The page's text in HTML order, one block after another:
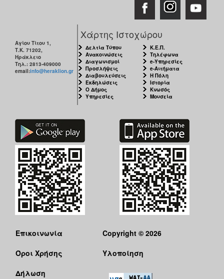
Αγίου Τίτου 1,
Τ.Κ. 71202,
Ηράκλειο
Τηλ.: 2813-409000
email:info@heraklion.gr
Χάρτης Ιστοχώρου
Δελτία Τύπου
Ανακοινώσεις
Διαγωνισμοί
Προσλήψεις
Διαβουλεύσεις
Εκδηλώσεις
Ο Δήμος
Υπηρεσίες
Κ.Ε.Π.
Τηλέφωνα
e-Υπηρεσίες
e-Αιτήματα
Η Πόλη
Ιστορία
Κνωσός
Μουσεία
Επικοινωνία
Όροι Χρήσης
Δήλωση
Copyright © 2026
Υλοποίηση